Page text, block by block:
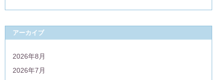
アーカイブ
2026年8月
2026年7月